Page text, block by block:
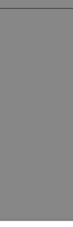
für
verfeinert.
für
und eine